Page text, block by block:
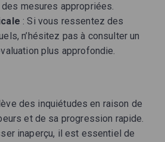
mesures appropriées.
: Si vous ressentez des
n’hésitez pas à consulter un
plus approfondie.
des inquiétudes en raison de
et de sa progression rapide.
inaperçu, il est essentiel de